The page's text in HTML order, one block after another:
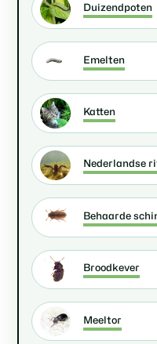
Duizendpoten
Emelten
Katten
Nederlandse
Behaarde
Broodkever
Meeltor